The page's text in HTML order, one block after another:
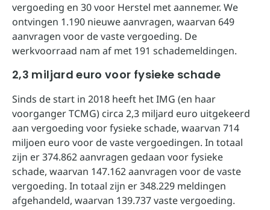
vergoeding en 30 voor Herstel met aannemer. We
ontvingen 1.190 nieuwe aanvragen, waarvan 649
aanvragen voor de vaste vergoeding. De
werkvoorraad nam af met 191 schademeldingen.
2,3 miljard euro voor fysieke schade
Sinds de start in 2018 heeft het IMG (en haar
voorganger TCMG) circa 2,3 miljard euro uitgekeerd
aan vergoeding voor fysieke schade, waarvan 714
miljoen euro voor de vaste vergoedingen. In totaal
zijn er 374.862 aanvragen gedaan voor fysieke
schade, waarvan 147.162 aanvragen voor de vaste
vergoeding. In totaal zijn er 348.229 meldingen
afgehandeld, waarvan 139.737 vaste vergoeding.